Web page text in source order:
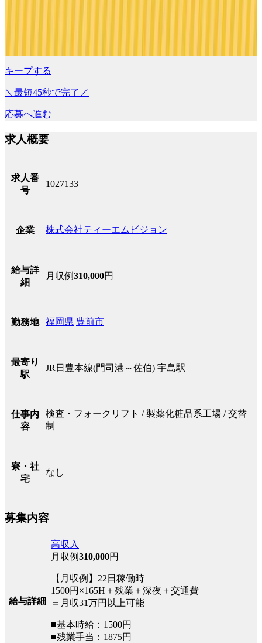
キープする
＼最短45秒で完了／
応募へ進む
求人概要
求人番
号
1027133
企業 株式会社ティーエムビジョン
給与詳
細
月収例310,000円
勤務地 福岡県 豊前市
最寄り
駅
JR日豊本線(門司港～佐伯) 宇島駅
仕事内
容
検査・フォークリフト / 製薬化粧品系工場 / 交替
制
寮・社
宅
なし
募集内容
給与詳細
高収入
月収例310,000円
【月収例】22日稼働時
1500円×165H＋残業＋深夜＋交通費
＝月収31万円以上可能
■基本時給：1500円
■残業手当：1875円